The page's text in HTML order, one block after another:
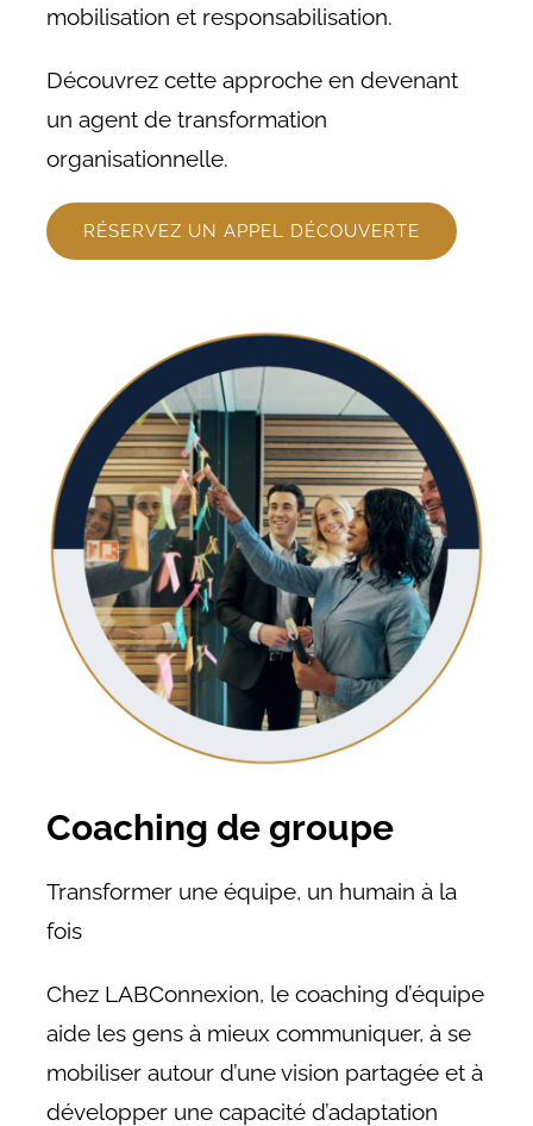
mobilisation et responsabilisation.
Découvrez cette approche en devenant
un agent de transformation
organisationnelle.
RÉSERVEZ UN APPEL DÉCOUVERTE
Coaching de groupe
Transformer une équipe, un humain à la
fois
Chez LABConnexion, le coaching d’équipe
aide les gens à mieux communiquer, à se
mobiliser autour d’une vision partagée et à
développer une capacité d’adaptation